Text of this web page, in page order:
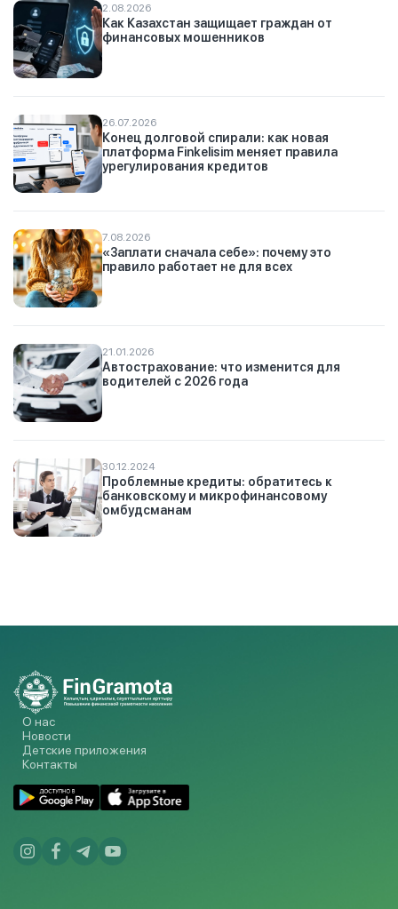
2.08.2026
Как Казахстан защищает граждан от
финансовых мошенников
26.07.2026
Конец долговой спирали: как новая
платформа Finkelisim меняет правила
урегулирования кредитов
7.08.2026
«Заплати сначала себе»: почему это
правило работает не для всех
21.01.2026
Автострахование: что изменится для
водителей с 2026 года
30.12.2024
Проблемные кредиты: обратитесь к
банковскому и микрофинансовому
омбудсманам
О нас
Новости
Детские приложения
Контакты